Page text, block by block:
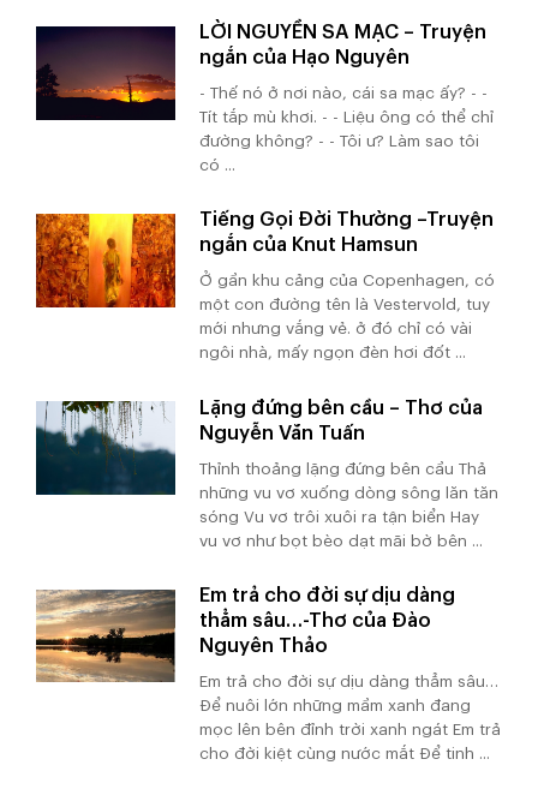
LỜI NGUYỀN SA MẠC – Truyện
ngắn của Hạo Nguyên
- Thế nó ở nơi nào, cái sa mạc ấy? - -
Tít tắp mù khơi. - - Liệu ông có thể chỉ
đường không? - - Tôi ư? Làm sao tôi
có ...
Tiếng Gọi Đời Thường –Truyện
ngắn của Knut Hamsun
Ở gần khu cảng của Copenhagen, có
một con đường tên là Vestervold, tuy
mới nhưng vắng vẻ. ở đó chỉ có vài
ngôi nhà, mấy ngọn đèn hơi đốt ...
Lặng đứng bên cầu – Thơ của
Nguyễn Văn Tuấn
Thỉnh thoảng lặng đứng bên cầu Thả
những vu vơ xuống dòng sông lăn tăn
sóng Vu vơ trôi xuôi ra tận biển Hay
vu vơ như bọt bèo dạt mãi bờ bên ...
Em trả cho đời sự dịu dàng
thẳm sâu…-Thơ của Đào
Nguyên Thảo
Em trả cho đời sự dịu dàng thẳm sâu…
Để nuôi lớn những mầm xanh đang
mọc lên bên đỉnh trời xanh ngát Em trả
cho đời kiệt cùng nước mắt Để tinh ...